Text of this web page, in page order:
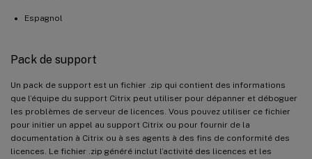
Espagnol
Pack de support
Un pack de support est un fichier .zip qui contient des informations
que l’équipe du support Citrix peut utiliser pour dépanner et déboguer
les problèmes de serveur de licences. Vous pouvez utiliser ce fichier
pour initier un appel au support Citrix ou pour fournir de la
documentation à Citrix ou à ses agents à des fins de conformité des
licences. Le fichier .zip généré inclut l’activité des licences et les